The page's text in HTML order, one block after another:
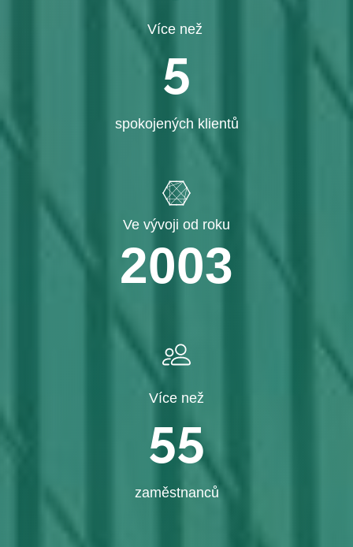
Více než
5
spokojených klientů
Ve vývoji od roku
2003
Více než
55
zaměstnanců